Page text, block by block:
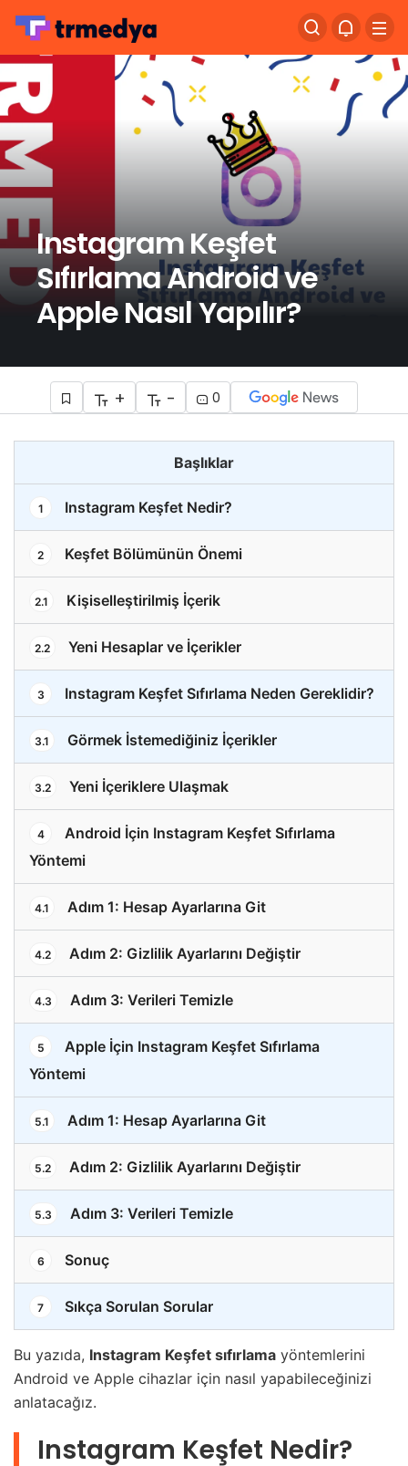
Instagram Keşfet
Sıfırlama Android ve
Apple Nasıl Yapılır?
+ - 0
Başlıklar
1 Instagram Keşfet Nedir?
2 Keşfet Bölümünün Önemi
2.1 Kişiselleştirilmiş İçerik
2.2 Yeni Hesaplar ve İçerikler
3 Instagram Keşfet Sıfırlama Neden Gereklidir?
3.1 Görmek İstemediğiniz İçerikler
3.2 Yeni İçeriklere Ulaşmak
4
Android İçin Instagram Keşfet Sıfırlama
Yöntemi
4.1 Adım 1: Hesap Ayarlarına Git
4.2 Adım 2: Gizlilik Ayarlarını Değiştir
4.3 Adım 3: Verileri Temizle
5
Apple İçin Instagram Keşfet Sıfırlama
Yöntemi
5.1 Adım 1: Hesap Ayarlarına Git
5.2 Adım 2: Gizlilik Ayarlarını Değiştir
5.3 Adım 3: Verileri Temizle
6 Sonuç
7 Sıkça Sorulan Sorular
Bu yazıda, Instagram Keşfet sıfırlama yöntemlerini
Android ve Apple cihazlar için nasıl yapabileceğinizi
anlatacağız.
Instagram Keşfet Nedir?